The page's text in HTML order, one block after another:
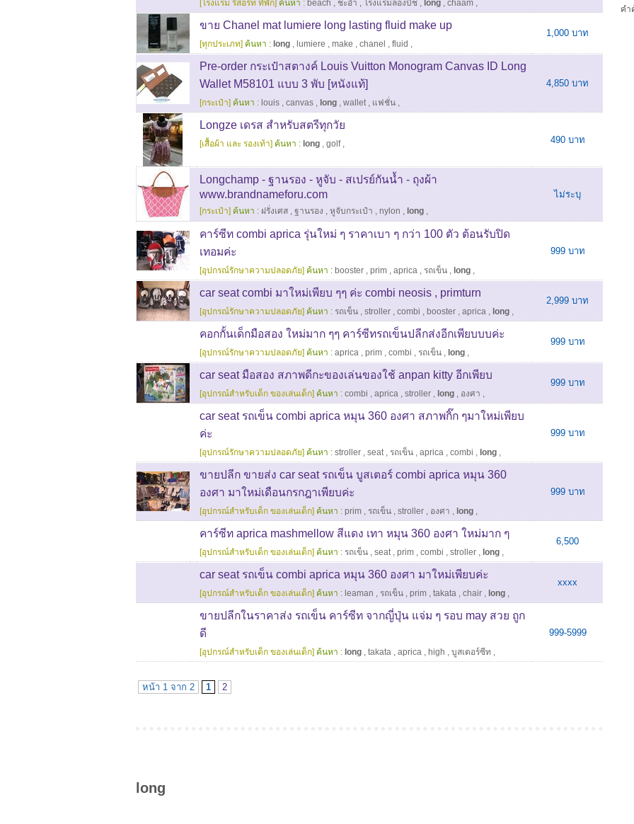
[โรงแรม รีสอร์ท ที่พัก] ค้นหา : beach , ชะอำ , โรงแรมลองบีช , long , chaam ,
ขาย Chanel mat lumiere long lasting fluid make up
[ทุกประเภท] ค้นหา : long , lumiere , make , chanel , fluid ,
1,000 บาท
Pre-order กระเป๋าสตางค์ Louis Vuitton Monogram Canvas ID Long
Wallet M58101 แบบ 3 พับ [หนังแท้]
[กระเป๋า] ค้นหา : louis , canvas , long , wallet, แฟชั่น ,
4,850 บาท
Longze เดรส สำหรับสตรีทุกวัย
[เสื้อผ้า และ รองเท้า] ค้นหา : long , golf, 490 บาท
Longchamp - ฐานรอง - หูจับ - สเปรย์กันน้ำ - ถุงผ้า
www.brandnameforu.com
[กระเป๋า] ค้นหา : ฝรั่งเศส , ฐานรอง , หูจับกระเป๋า , nylon , long ,
ไม่ระบุ
คาร์ซีท combi aprica รุ่นใหม่ ๆ ราคาเบา ๆ กว่า 100 ตัว ต้อนรับปิด
เทอมค่ะ
[อุปกรณ์รักษาความปลอดภัย] ค้นหา : booster , prim , aprica , รถเข็น , long ,
999 บาท
car seat combi มาใหม่เพียบ ๆๆ ค่ะ combi neosis , primturn
[อุปกรณ์รักษาความปลอดภัย] ค้นหา : รถเข็น , stroller , combi , booster , aprica , long ,
2,999 บาท
คอกกั้นเด็กมือสอง ใหม่มาก ๆๆ คาร์ซีทรถเข็นปลีกส่งอีกเพียบบบค่ะ
[อุปกรณ์รักษาความปลอดภัย] ค้นหา : aprica , prim , combi , รถเข็น , long ,
999 บาท
car seat มือสอง สภาพดีกะของเล่นของใช้ anpan kitty อีกเพียบ
[อุปกรณ์สำหรับเด็ก ของเล่นเด็ก] ค้นหา : combi , aprica , stroller , long , องศา ,
999 บาท
car seat รถเข็น combi aprica หมุน 360 องศา สภาพกิ๊ก ๆมาใหม่เพียบ
ค่ะ
[อุปกรณ์รักษาความปลอดภัย] ค้นหา : stroller , seat, รถเข็น , aprica , combi , long ,
999 บาท
ขายปลีก ขายส่ง car seat รถเข็น บูสเตอร์ combi aprica หมุน 360
องศา มาใหม่เดือนกรกฎาเพียบค่ะ
[อุปกรณ์สำหรับเด็ก ของเล่นเด็ก] ค้นหา : prim , รถเข็น , stroller , องศา , long ,
999 บาท
คาร์ซีท aprica mashmellow สีแดง เทา หมุน 360 องศา ใหม่มาก ๆ
[อุปกรณ์สำหรับเด็ก ของเล่นเด็ก] ค้นหา : รถเข็น , seat, prim , combi , stroller , long ,
6,500
car seat รถเข็น combi aprica หมุน 360 องศา มาใหม่เพียบค่ะ
[อุปกรณ์สำหรับเด็ก ของเล่นเด็ก] ค้นหา : leaman , รถเข็น , prim , takata , chair , long ,
xxxx
ขายปลีกในราคาส่ง รถเข็น คาร์ซีท จากญี่ปุ่น แจ่ม ๆ รอบ may สวย ถูก
ดี
[อุปกรณ์สำหรับเด็ก ของเล่นเด็ก] ค้นหา : long , takata , aprica , high , บูสเตอร์ซีท ,
999-5999
หน้า 1 จาก 2 1 2
long
คำ